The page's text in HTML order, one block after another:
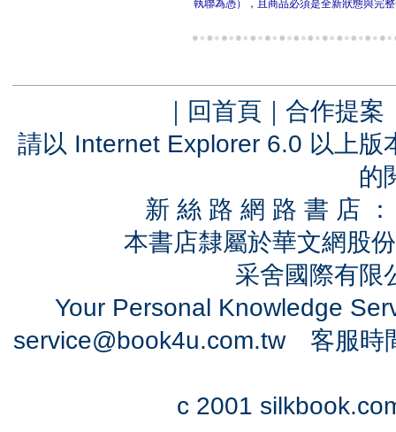
執聯為憑），且商品必須是全新狀態與完
｜ 回首頁 ｜ 合作提案
請以 Internet Explorer 6.0 以上
的
新 絲 路 網 路 書 店
本書店隸屬於華文網股
采舍國際有
Your Personal Knowledge
service@book4u.com.tw客服時
c 2001